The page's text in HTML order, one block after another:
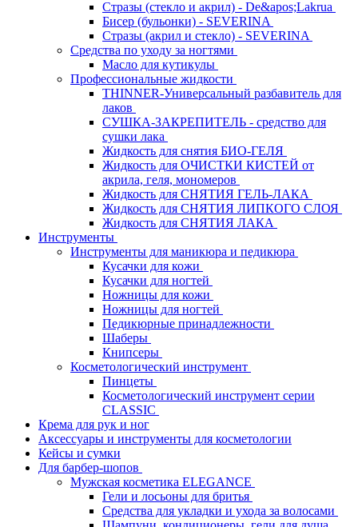
Стразы (стекло и акрил) - De&apos;Lakrua
Бисер (бульонки) - SEVERINA
Стразы (акрил и стекло) - SEVERINA
Средства по уходу за ногтями
Масло для кутикулы
Профессиональные жидкости
THINNER-Универсальный разбавитель для
лаков
СУШКА-ЗАКРЕПИТЕЛЬ - средство для
сушки лака
Жидкость для снятия БИО-ГЕЛЯ
Жидкость для ОЧИСТКИ КИСТЕЙ от
акрила, геля, мономеров
Жидкость для СНЯТИЯ ГЕЛЬ-ЛАКА
Жидкость для СНЯТИЯ ЛИПКОГО СЛОЯ
Жидкость для СНЯТИЯ ЛАКА
Инструменты
Инструменты для маникюра и педикюра
Кусачки для кожи
Кусачки для ногтей
Ножницы для кожи
Ножницы для ногтей
Педикюрные принадлежности
Шаберы
Книпсеры
Косметологический инструмент
Пинцеты
Косметологический инструмент серии
CLASSIC
Крема для рук и ног
Аксессуары и инструменты для косметологии
Кейсы и сумки
Для барбер-шопов
Мужская косметика ELEGANCE
Гели и лосьоны для бритья
Средства для укладки и ухода за волосами